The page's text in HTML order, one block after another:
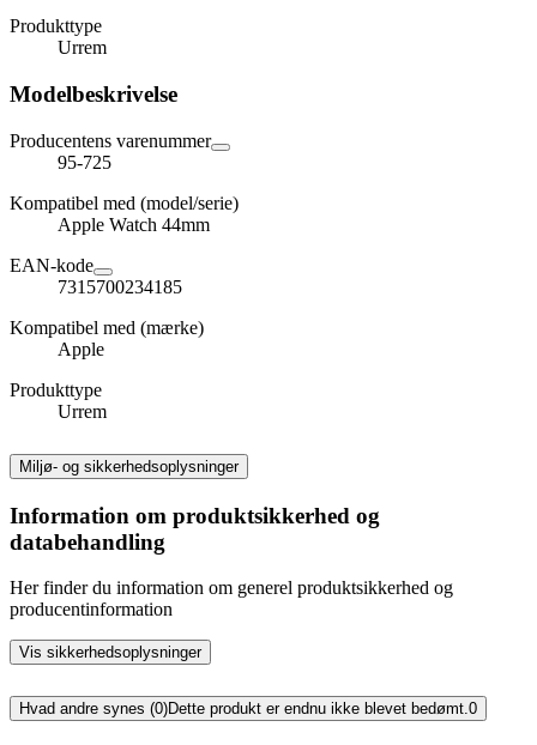
Produkttype
Urrem
Modelbeskrivelse
Producentens varenummer
95-725
Kompatibel med (model/serie)
Apple Watch 44mm
EAN-kode
7315700234185
Kompatibel med (mærke)
Apple
Produkttype
Urrem
Miljø- og sikkerhedsoplysninger
Information om produktsikkerhed og
databehandling
Her finder du information om generel produktsikkerhed og
producentinformation
Vis sikkerhedsoplysninger
Hvad andre synes (0)Dette produkt er endnu ikke blevet bedømt.0